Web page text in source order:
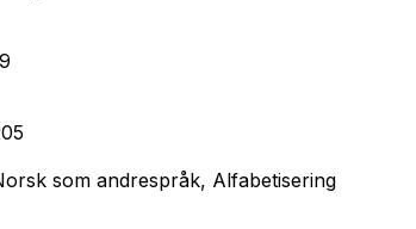
som andrespråk, Alfabetisering